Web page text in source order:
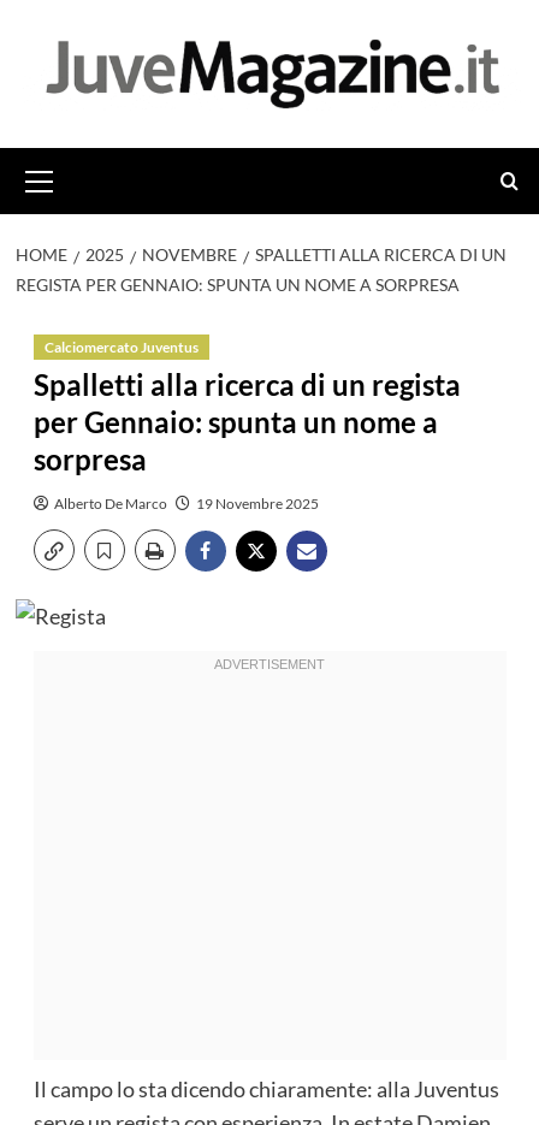
principale
HOME 2025 NOVEMBRE
SPALLETTI ALLA RICERCA DI UN
REGISTA PER GENNAIO: SPUNTA UN NOME A SORPRESA
Calciomercato Juventus
Spalletti alla ricerca di un regista
per Gennaio: spunta un nome a
sorpresa
Alberto De Marco 19 Novembre 2025
Il campo lo sta dicendo chiaramente: alla Juventus